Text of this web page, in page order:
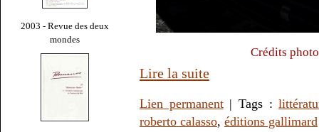
2003 - Revue des deux
mondes
Crédits
Lire la suite
Lien permanent| Tags :
roberto calasso, éditions gallimard